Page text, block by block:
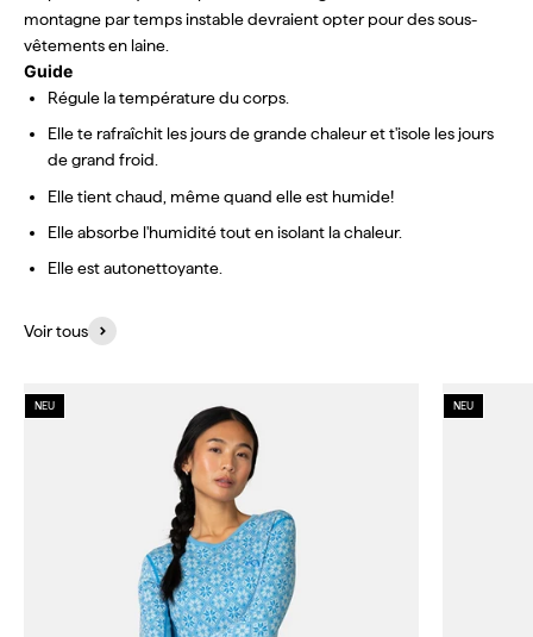
montagne par temps instable devraient opter pour des sous-
vêtements en laine.
Guide
Régule la température du corps.
Elle te rafraîchit les jours de grande chaleur et t'isole les jours
de grand froid.
Elle tient chaud, même quand elle est humide!
Elle absorbe l'humidité tout en isolant la chaleur.
Elle est autonettoyante.
Voir tous
NEU NEU